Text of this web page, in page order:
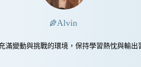
Alvin
滿變動與挑戰的環境，保持學習熱忱與輸出